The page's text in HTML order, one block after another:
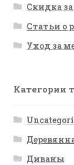
Скидка
Статьи о
Уход за
Категории
Диваны